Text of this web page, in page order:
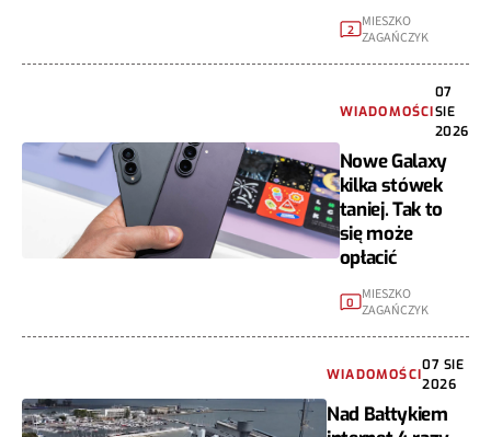
2
MIESZKO
ZAGAŃCZYK
WIADOMOŚCI
07
SIE
2026
Nowe Galaxy
kilka stówek
taniej. Tak to
się może
opłacić
0 MIESZKO
ZAGAŃCZYK
WIADOMOŚCI
07 SIE
2026
Nad Bałtykiem